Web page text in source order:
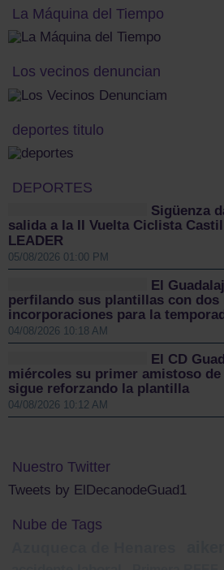
La Máquina del Tiempo
Los vecinos denuncian
deportes titulo
DEPORTES
Sigüenza
salida a la II Vuelta Ciclista
LEADER
05/08/2026 01:00 PM
El
perfilando sus plantillas con dos
incorporaciones para la
04/08/2026 10:18 AM
El CD
miércoles su primer amistoso
sigue reforzando la plantilla
04/08/2026 10:12 AM
Nuestro Twitter
Tweets by ElDecanodeGuad1
Nube de Tags